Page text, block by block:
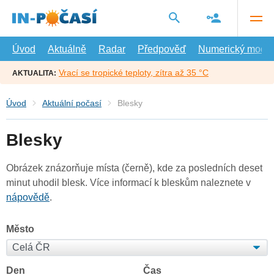
hlavní
Úvod
Aktuálně Radar Předpověď Numerický model
AKTUALITA: Vrací se tropické teploty, zítra až 35 °C
Úvod Aktuální počasí Blesky
Blesky
Obrázek znázorňuje místa (černě), kde za posledních deset
minut uhodil blesk. Více informací k bleskům naleznete v
nápovědě.
Město
Den Čas